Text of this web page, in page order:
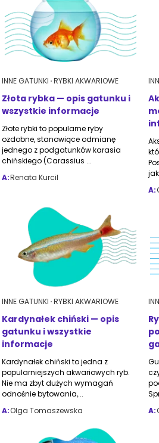
INNE GATUNKI RYBKI AKWARIOWE
Złota rybka — opis gatunku i
wszystkie informacje
Złote rybki to popularne ryby
ozdobne, stanowiące odmianę
jednego z podgatunków karasia
chińskiego (Carassius ...
A:Renata Kurcil
A:
INNE GATUNKI RYBKI AKWARIOWE
Kardynałek chiński — opis
gatunku i wszystkie
informacje
Kardynałek chiński to jedna z
popularniejszych akwariowych ryb.
Nie ma zbyt dużych wymagań
odnośnie bytowania,...
A:Olga Tomaszewska
A: